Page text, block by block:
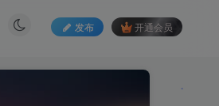
发布 开通会员